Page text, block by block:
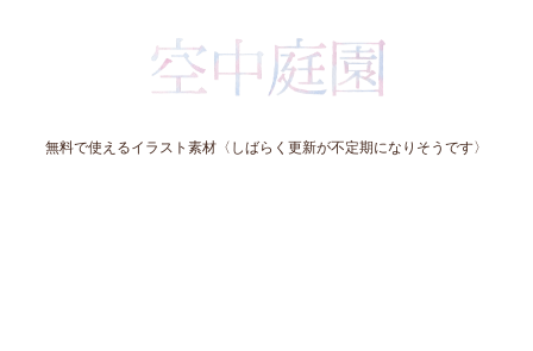
無料で使えるイラスト素材〈しばらく更新が不定期になりそうです〉